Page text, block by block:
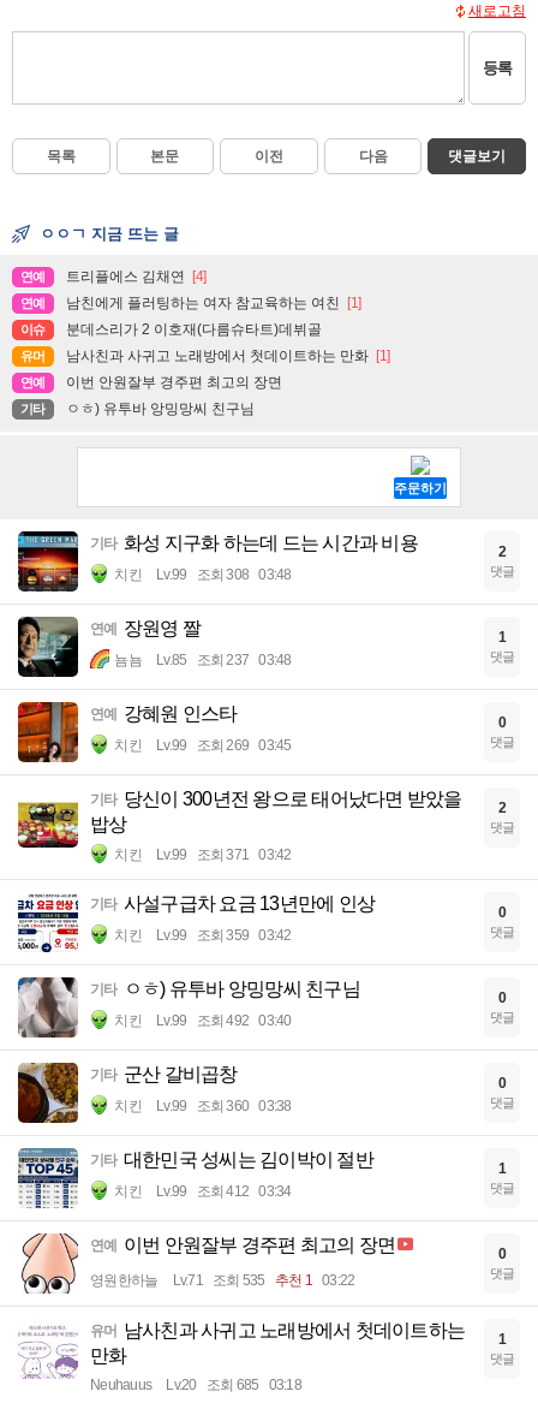
새로고침
등록
목록 본문 이전 다음 댓글보기
ㅇㅇㄱ 지금 뜨는 글
연예 트리플에스 김채연 [4]
연예 남친에게 플러팅하는 여자 참교육하는 여친 [1]
이슈 분데스리가 2 이호재(다름슈타트)데뷔골
유머 남사친과 사귀고 노래방에서 첫데이트하는 만화 [1]
연예 이번 안원잘부 경주편 최고의 장면
기타 ㅇㅎ) 유투바 앙밍망씨 친구님
기타 화성 지구화 하는데 드는 시간과 비용
치킨 Lv.99 조회 308 03:48
2
댓글
연예 장원영 짤
뇸뇸 Lv.85 조회 237 03:48
1
댓글
연예 강혜원 인스타
치킨 Lv.99 조회 269 03:45
0
댓글
기타 당신이 300년전 왕으로 태어났다면 받았을
밥상
치킨 Lv.99 조회 371 03:42
2
댓글
기타 사설구급차 요금 13년만에 인상
치킨 Lv.99 조회 359 03:42
0
댓글
기타 ㅇㅎ) 유투바 앙밍망씨 친구님
치킨 Lv.99 조회 492 03:40
0
댓글
기타 군산 갈비곱창
치킨 Lv.99 조회 360 03:38
0
댓글
기타 대한민국 성씨는 김이박이 절반
치킨 Lv.99 조회 412 03:34
1
댓글
연예 이번 안원잘부 경주편 최고의 장면
영원한하늘 Lv.71 조회 535 추천 1 03:22
0
댓글
유머 남사친과 사귀고 노래방에서 첫데이트하는
만화
Neuhauus Lv.20 조회 685 03:18
1
댓글